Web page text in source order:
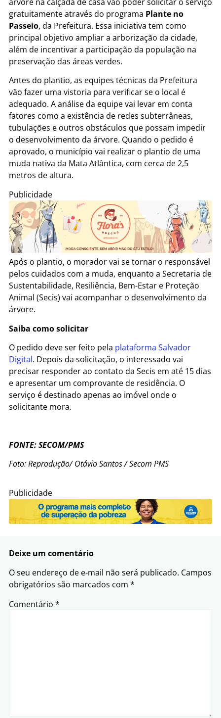
gratuitamente através do programa Plante no
Passeio, da Prefeitura. Essa iniciativa tem como
principal objetivo ampliar a arborização da cidade,
além de incentivar a participação da população na
preservação das áreas verdes.
Antes do plantio, as equipes técnicas da Prefeitura
vão fazer uma vistoria para verificar se o local é
adequado. A análise da equipe vai levar em conta
fatores como a existência de redes subterrâneas,
tubulações e outros obstáculos que possam impedir
o desenvolvimento da árvore. Quando o pedido é
aprovado, o município vai realizar o plantio de uma
muda nativa da Mata Atlântica, com cerca de 2,5
metros de altura.
Publicidade
Após o plantio, o morador vai se tornar o responsável
pelos cuidados com a muda, enquanto a Secretaria de
Sustentabilidade, Resiliência, Bem-Estar e Proteção
Animal (Secis) vai acompanhar o desenvolvimento da
árvore.
Saiba como solicitar
O pedido deve ser feito pela plataforma Salvador
Digital. Depois da solicitação, o interessado vai
precisar responder ao contato da Secis em até 15 dias
e apresentar um comprovante de residência. O
serviço é destinado apenas ao imóvel onde o
solicitante mora.
FONTE: SECOM/PMS
Foto: Reprodução/ Otávio Santos / Secom PMS
Publicidade
Deixe um comentário
O seu endereço de e-mail não será publicado. Campos
obrigatórios são marcados com *
Comentário *